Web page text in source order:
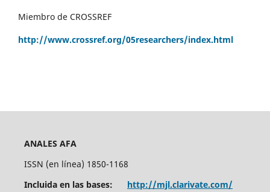
Miembro de CROSSREF
http://www.crossref.org/05researchers/index.html
ANALES AFA
ISSN (en línea) 1850-1168
Incluida en las bases: http://mjl.clarivate.com/